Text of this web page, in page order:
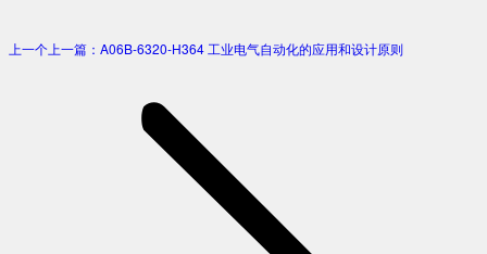
上一个 上一篇： A06B-6320-H364 工业电气自动化的应用和设计原则